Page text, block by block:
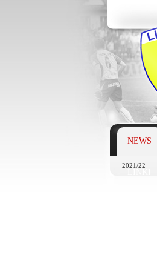
NEWS
2021/22